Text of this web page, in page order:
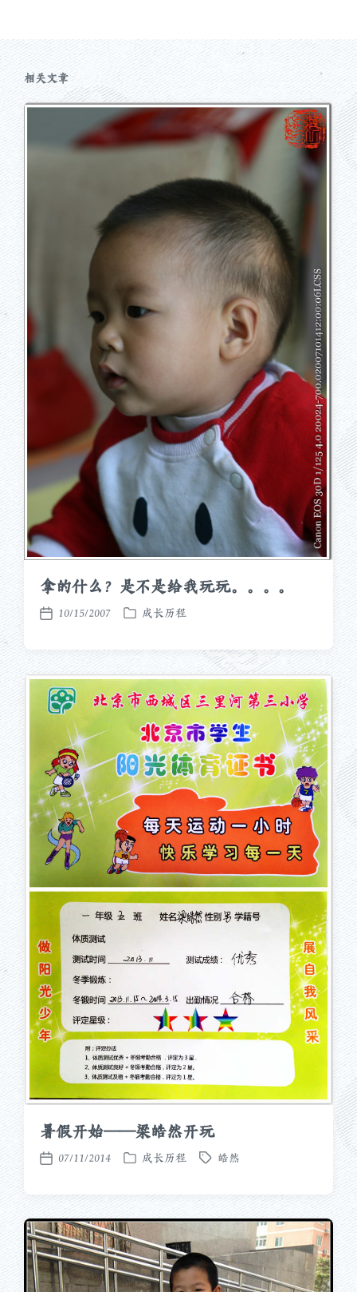
相关文章
拿的什么？是不是给我玩玩。。。。
发
日
期
10/15/2007
发
于
成长历程
暑假开始——梁皓然开玩
发
日
期
07/11/2014
发
于
成长历程
标
皓然